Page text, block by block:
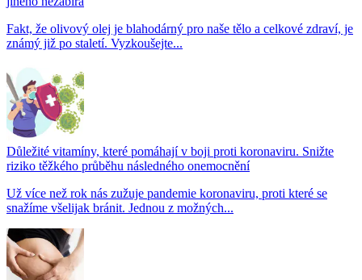
Fakt, že olivový olej je blahodárný pro naše tělo a celkové zdraví, je
známý již po staletí. Vyzkoušejte...
Důležité vitamíny, které pomáhají v boji proti koronaviru. Snižte
riziko těžkého průběhu následného onemocnění
Už více než rok nás zužuje pandemie koronaviru, proti které se
snažíme všelijak bránit. Jednou z možných...